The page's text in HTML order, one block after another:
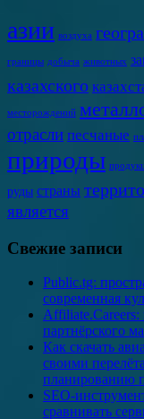
азии воздуха
границы добыча животных
казахского
месторождений
отрасли песчаные
природы
руды страны
является
Свежие записи
Public.tg:
современная
Affiliate.Careers:
партнёрского
Как скачать
своими
планированию
SEO-
сравнивать